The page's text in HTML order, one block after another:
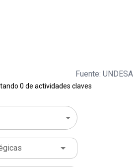
Fuente: UNDESA
0 de actividades claves